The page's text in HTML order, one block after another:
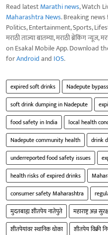
Read latestMarathi news, Watch
Maharashtra News. Breaking
Politics, Entertainment, Sports,
मराठी ताज्या बातम्या, मराठी ब्रेकिंग न्यूज,
on Esakal Mobile App. Download
forAndroidand IOS.
expired soft drinks Nadepute
soft drink dumping in Nadepute
food safety in India
local health
Nadepute community health
drink
underreported food safety issues
health risks of expired drinks
consumer safety Maharashtra
मुदतबाह्य शीतपेय नातेपुते
महाराष्ट्र अन्न
शीतपेयांवर स्थानिक धोका
शीतपेय विक्री